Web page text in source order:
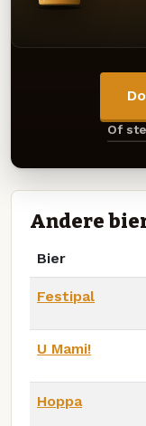
Of
Andere
Bier
Festipal
U Mami!
Hoppa